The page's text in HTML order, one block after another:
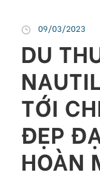
09/03/2023
DU
TỚI
ĐẸP
HOÀN